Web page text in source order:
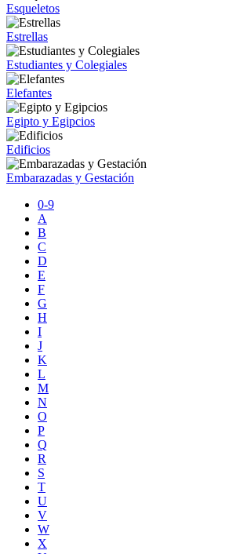
Esqueletos
Estrellas
Estudiantes y Colegiales
Elefantes
Egipto y Egipcios
Edificios
Embarazadas y Gestación
0-9
A
B
C
D
E
F
G
H
I
J
K
L
M
N
O
P
Q
R
S
T
U
V
W
X